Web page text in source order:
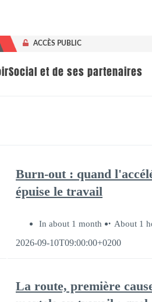
ACCÈS PUBLIC
et de ses partenaires